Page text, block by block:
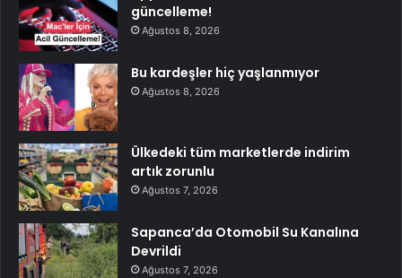
güncelleme!
Ağustos 8, 2026
Bu kardeşler hiç yaşlanmıyor
Ağustos 8, 2026
Ülkedeki tüm marketlerde indirim
artık zorunlu
Ağustos 7, 2026
Sapanca’da Otomobil Su Kanalına
Devrildi
Ağustos 7, 2026